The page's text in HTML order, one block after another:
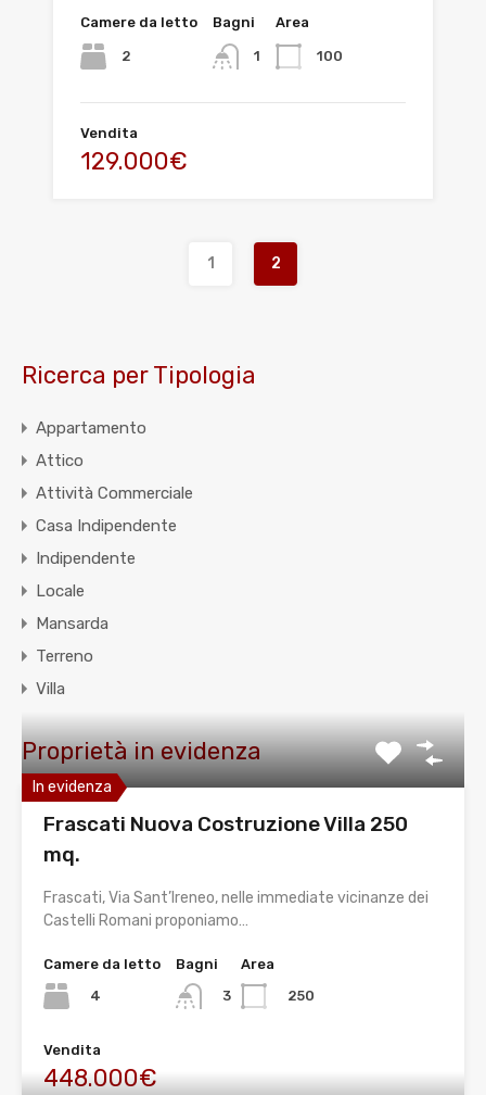
Camere da letto
2
Bagni
1
Area
100
Vendita
129.000€
1 2
Ricerca per Tipologia
Appartamento
Attico
Attività Commerciale
Casa Indipendente
Indipendente
Locale
Mansarda
Terreno
Villa
Proprietà in evidenza
In evidenza
Frascati Nuova Costruzione Villa 250
mq.
Frascati, Via Sant’Ireneo, nelle immediate vicinanze dei
Castelli Romani proponiamo…
Camere da letto
4
Bagni
3
Area
250
Vendita
448.000€